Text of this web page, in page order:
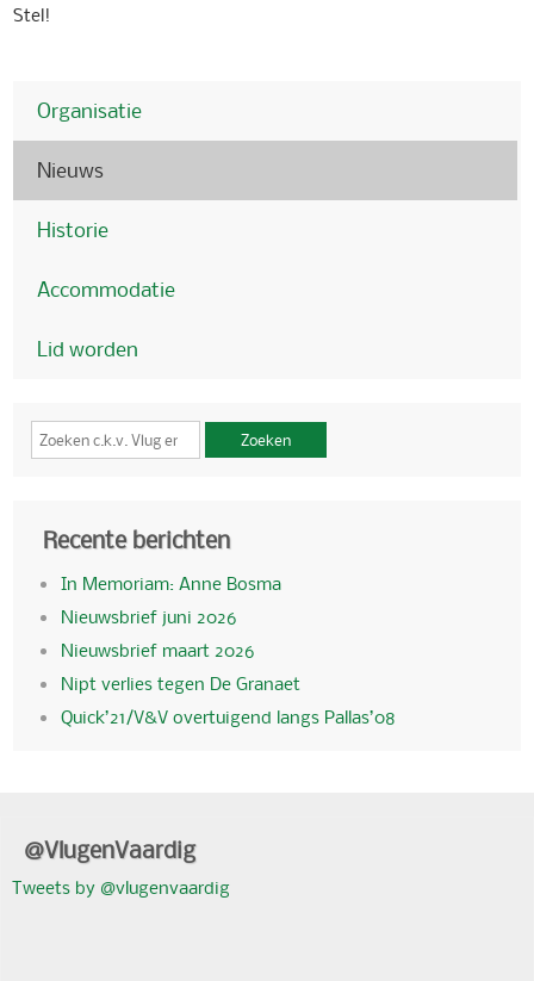
Stel!
Organisatie
Nieuws
Historie
Accommodatie
Lid worden
Zoeken
Recente berichten
In Memoriam: Anne Bosma
Nieuwsbrief juni 2026
Nieuwsbrief maart 2026
Nipt verlies tegen De Granaet
Quick’21/V&V overtuigend langs Pallas’08
@VlugenVaardig
Tweets by @vlugenvaardig